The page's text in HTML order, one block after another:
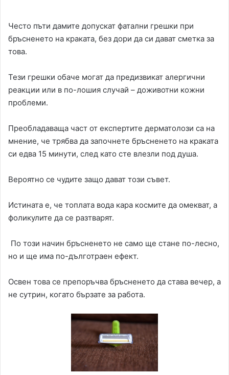
Често пъти дамите допускат фатални грешки при
бръсненето на краката, без дори да си дават сметка за
това.
Тези грешки обаче могат да предизвикат алергични
реакции или в по-лошия случай – доживотни кожни
проблеми.
Преобладаваща част от експертите дерматолози са на
мнение, че трябва да започнете бръсненето на краката
си едва 15 минути, след като сте влезли под душа.
Вероятно се чудите защо дават този съвет.
Истината е, че топлата вода кара космите да омекват, а
фоликулите да се разтварят.
По този начин бръсненето не само ще стане по-лесно,
но и ще има по-дълготраен ефект.
Освен това се препоръчва бръсненето да става вечер, а
не сутрин, когато бързате за работа.